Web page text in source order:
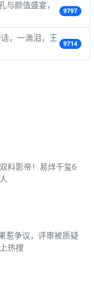
与颜值盛宴，
9797
，一滴泪，王
9714
料影帝！易烊千玺6
惹争议，评审被质疑
热搜